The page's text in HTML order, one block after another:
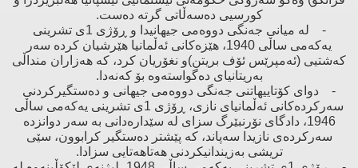
كورسیی دەسەڵاتی گرتە دەست.
- لە میانی جەنگی دووەمی جیهانیدا ‌و ڕۆژی 1ی تشرینی
یەكەمی ساڵی 1940، هێزەكانی ئەڵمانیا هێرشیان كردە سەر
كەشتیی (ئەمپرێس ئۆف بریتن)‌و نغۆریان كرد، كە هەزاران منداڵی
بەریتانیای دەگواستەوە بۆ كەنەدا.
- دوای كۆتاییهاتنی جەنگی دووەمی جیهانی ‌و دەستگیركردنی
سەركردەكانی ئەڵمانیای نازی، ڕۆژی 1ی تشرینی یەكەمی ساڵی
1946، دادگای نۆرنبێرگ سزای لە سێدارەدانی بە سەر دوانزدە
سەركردەی نازیدا سەپاند، كە پێشتر دەستگیر كرابوون، سێی
تریشی بەزیندانیكردنی هەتاهەتایی سزادا.